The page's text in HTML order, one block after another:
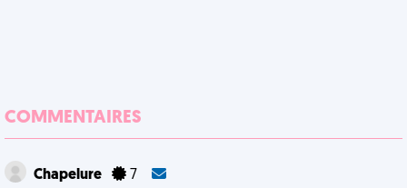
COMMENTAIRES
Chapelure 7